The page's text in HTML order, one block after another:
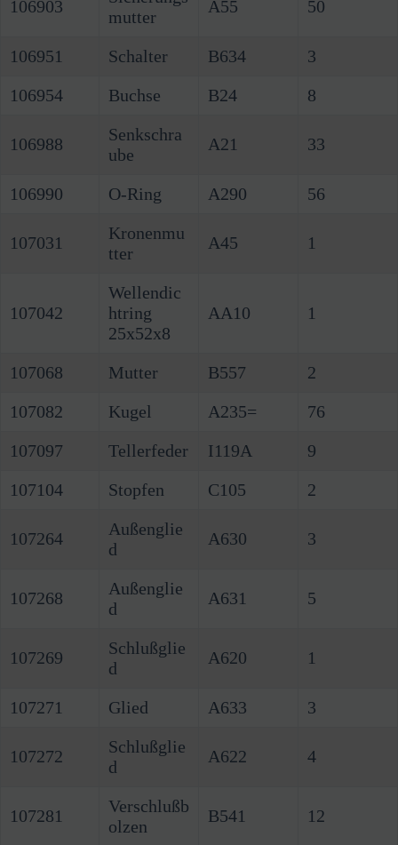
106903
mutter
A55 50
106951 Schalter B634
3
106954
Buchse B24 8
106988
Senkschra
ube
A21 33
106990 O-Ring A290 56
107031
Kronenmu
tter
A45 1
107042
Wellendic
htring
25x52x8
AA10 1
107068 Mutter B557
2
107082
Kugel A235=
76
107097
Tellerfeder I119A
9
107104
Stopfen C105 2
107264
Außenglie
d
A630 3
107268
Außenglie
d
A631 5
107269
Schlußglie
d
A620 1
107271 Glied A633 3
107272
Schlußglie
d
A622 4
107281
Verschlußb
olzen
B541 12